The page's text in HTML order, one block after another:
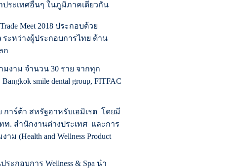
ระเทศอื่นๆ ในภูมิภาคเดียวกัน
Meet 2018 ประกอบด้วย
ระหว่างผู้ประกอบการไทย ด้าน
ก
งาม จำนวน 30 ราย จากทุก
smile dental group, FITFAC
การ์ต้า สหรัฐอาหรับเอมิเรต โดยมี
. สำนักงานต่างประเทศ และการ
(Health and Wellness Product
ะกอบการ Wellness & Spa นำ